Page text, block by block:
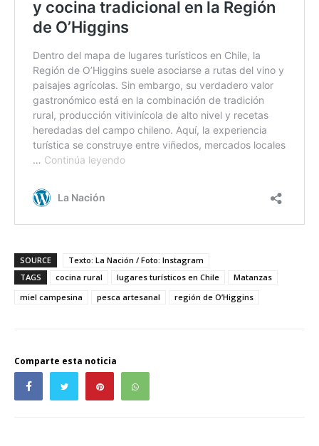
SOURCE
Texto: La Nación / Foto: Instagram
TAGS
cocina rural lugares turísticos en Chile
Matanzas
miel campesina
pesca artesanal región de O’Higgins
Comparte esta noticia